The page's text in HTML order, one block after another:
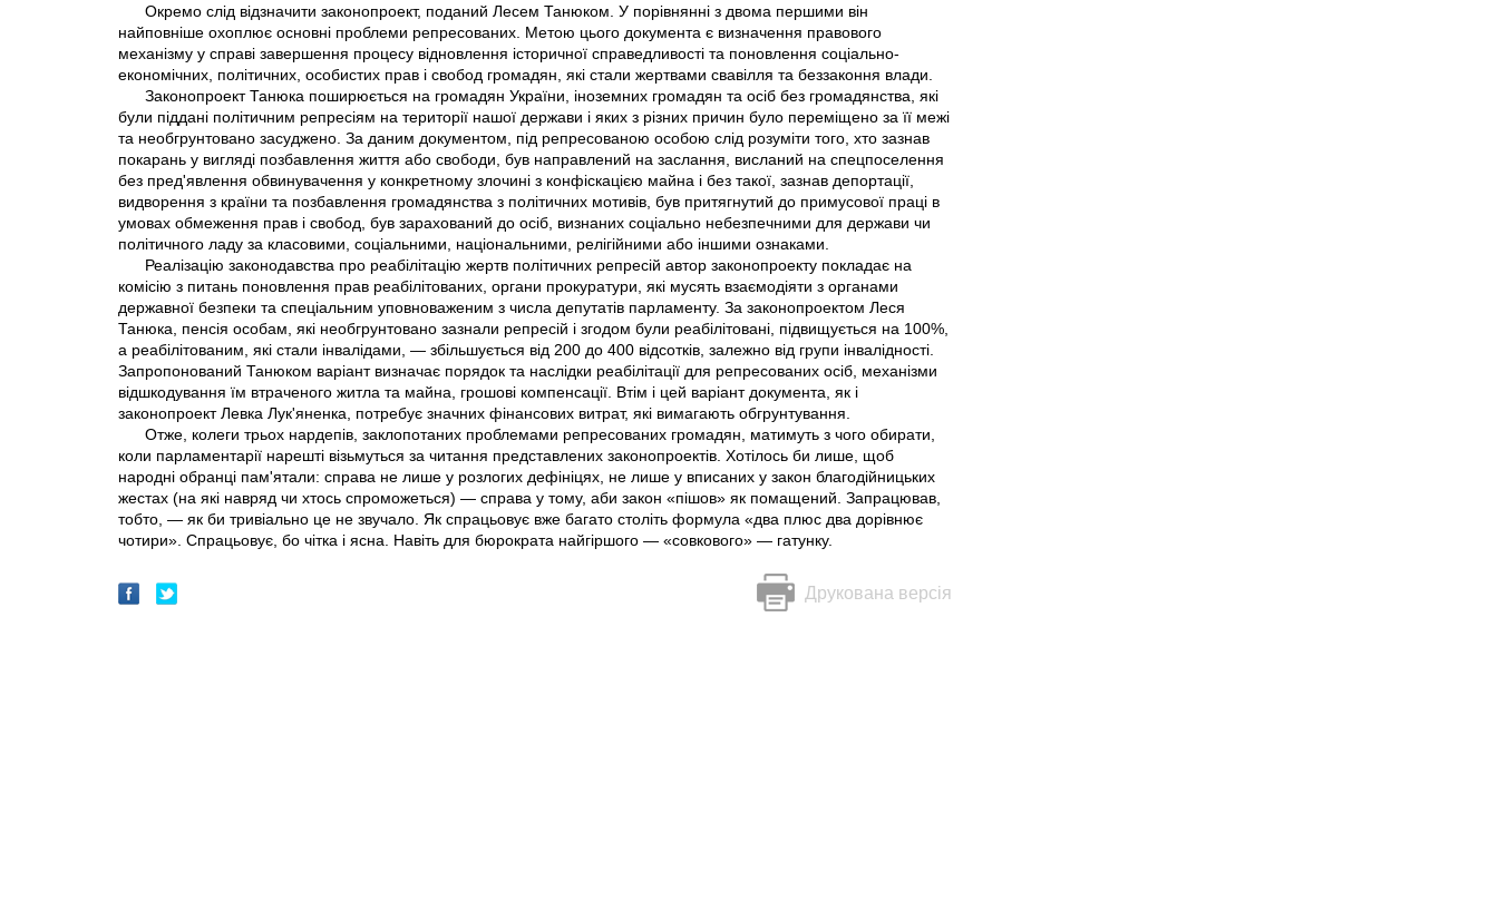
Окремо слід відзначити законопроект, поданий Лесем Танюком. У порівнянні з двома першими він
найповнiше охоплює основні проблеми репресованих. Метою цього документа є визначення правового
механізму у справі завершення процесу відновлення історичної справедливості та поновлення соціально-
економічних, політичних, особистих прав і свобод громадян, які стали жертвами свавілля та беззаконня влади.
Законопроект Танюка поширюється на громадян України, іноземних громадян та осіб без громадянства, які
були піддані політичним репресіям на території нашої держави і яких з різних причин було переміщено за її межі
та необгрунтовано засуджено. За даним документом, під репресованою особою слід розуміти того, хто зазнав
покарань у вигляді позбавлення життя або свободи, був направлений на заслання, висланий на спецпоселення
без пред'явлення обвинувачення у конкретному злочині з конфіскацією майна і без такої, зазнав депортації,
видворення з країни та позбавлення громадянства з політичних мотивів, був притягнутий до примусової праці в
умовах обмеження прав і свобод, був зарахований до осіб, визнаних соціально небезпечними для держави чи
політичного ладу за класовими, соціальними, національними, релігійними або іншими ознаками.
Реалізацію законодавства про реабілітацію жертв політичних репресій автор законопроекту покладає на
комісію з питань поновлення прав реабілітованих, органи прокуратури, які мусять взаємодіяти з органами
державної безпеки та спеціальним уповноваженим з числа депутатів парламенту. За законопроектом Леся
Танюка, пенсія особам, які необгрунтовано зазнали репресій і згодом були реабілітовані, підвищується на 100%,
а реабілітованим, якi стали інвалідами, — збільшується від 200 до 400 відсотків, залежно від групи інвалідності.
Запропонований Танюком варіант визначає порядок та наслідки реабілітації для репресованих осіб, механізми
відшкодування їм втраченого житла та майна, грошові компенсації. Втім і цей варіант документа, як і
законопроект Левка Лук'яненка, потребує значних фінансових витрат, які вимагають обгрунтування.
Отже, колеги трьох нардепів, заклопотаних проблемами репресованих громадян, матимуть з чого обирати,
коли парламентарії нарешті візьмуться за читання представлених законопроектів. Хотілось би лише, щоб
народні обранці пам'ятали: справа не лише у розлогих дефініцях, не лише у вписаних у закон благодійницьких
жестах (на які навряд чи хтось спроможеться) — справа у тому, аби закон «пішов» як помащений. Запрацював,
тобто, — як би тривіально це не звучало. Як спрацьовує вже багато століть формула «два плюс два дорівнює
чотири». Спрацьовує, бо чітка і ясна. Навіть для бюрократа найгіршого — «совкового» — гатунку.
Друкована версія